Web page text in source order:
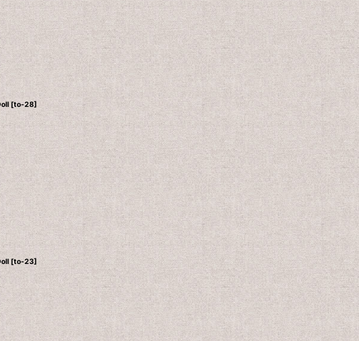
[to-28]
[to-23]